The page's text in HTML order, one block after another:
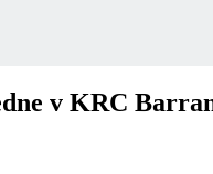
v KRC